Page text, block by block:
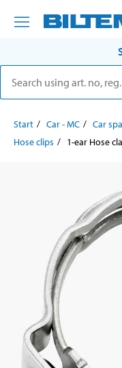
Start Car - MC Car
Hose clips
1-ear Hose